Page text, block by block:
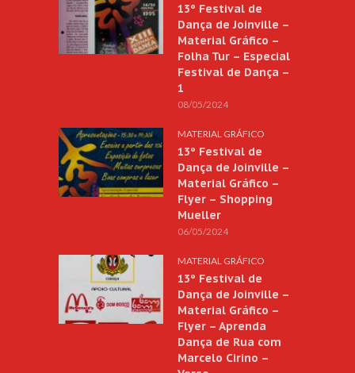
13º Festival de
Dança de Joinville –
Material Gráfico –
Folha Tur – Especial
Festival de Dança –
1
08/05/2024
MATERIAL GRÁFICO
13º Festival de
Dança de Joinville –
Material Gráfico –
Flyer – Shopping
Mueller
06/05/2024
MATERIAL GRÁFICO
13º Festival de
Dança de Joinville –
Material Gráfico –
Flyer – Aprenda
Dança de Rua com
Marcelo Cirino –